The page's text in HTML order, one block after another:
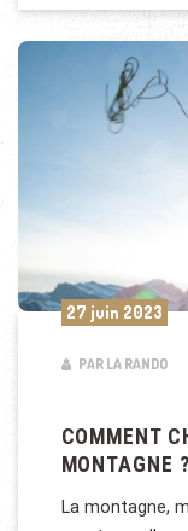
27 juin 2023
PAR LA RANDO
COMMENT
MONTAGNE
La montagne,